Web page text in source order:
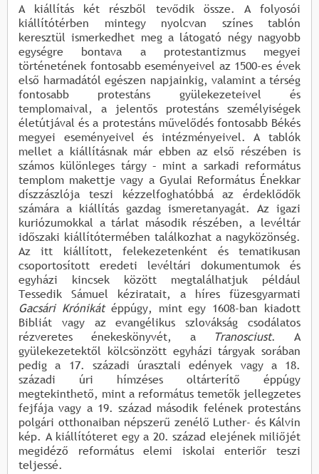
A kiállítás két részből tevődik össze. A folyosói
kiállítótérben mintegy nyolcvan színes tablón
keresztül ismerkedhet meg a látogató négy nagyobb
egységre bontava a protestantizmus megyei
történetének fontosabb eseményeivel az 1500-es évek
első harmadától egészen napjainkig, valamint a térség
fontosabb protestáns gyülekezeteivel és
templomaival, a jelentős protestáns személyiségek
életútjával és a protestáns művelődés fontosabb Békés
megyei eseményeivel és intézményeivel. A tablók
mellet a kiállításnak már ebben az első részében is
számos különleges tárgy – mint a sarkadi református
templom makettje vagy a Gyulai Református Énekkar
díszzászlója­ teszi kézzelfoghatóbbá az érdeklődők
számára a kiállítás gazdag ismeretanyagát. Az igazi
kuriózumokkal a tárlat második részében, a levéltár
időszaki kiállítótermében találkozhat a nagyközönség.
Az itt kiállított, felekezetenként és tematikusan
csoportosított eredeti levéltári dokumentumok és
egyházi kincsek között megtalálhatjuk például
Tessedik Sámuel kéziratait, a híres füzesgyarmati
Gacsári Krónikátéppúgy, mint egy 1608-ban kiadott
Bibliát vagy az evangélikus szlovákság csodálatos
rézveretes énekeskönyvét, a Tranosciust. A
gyülekezetektől kölcsönzött egyházi tárgyak sorában
pedig a 17. századi úrasztali edények vagy a 18.
századi úri hímzéses oltárterítő éppúgy
megtekinthető, mint a református temetők jellegzetes
fejfája vagy a 19. század második felének protestáns
polgári otthonaiban népszerű zenélő Luther- és Kálvin
kép. A kiállítóteret egy a 20. század elejének miliőjét
megidéző református elemi iskolai enteriőr teszi
teljessé.